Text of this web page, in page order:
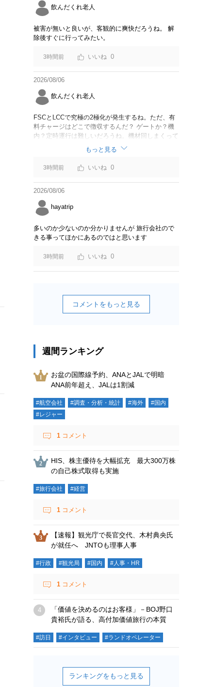
飲んだくれ老人
被害が無いと良いが、客観的に爽快だろうね。 解
除後すぐに行ってみたい。
3時間前 0
2026/08/06
飲んだくれ老人
FSCとLCCで究極の2極化が発生するね。ただ、有
料チャージはどこで徴収するんだ？ ゲートか？機
内？定時運行は難しいだろうね。機材回しまくって
るからジェットスター豪州路線は全便遅延するんじ
もっと見る
3時間前 0
2026/08/06
hayatrip
多いのか少ないのか分かりませんが 旅行会社ので
きる事ってほかにあるのではと思います
3時間前 0
コメントをもっと見る
週間ランキング
お盆の国際線予約、ANAとJALで明暗
ANA前年超え、JALは1割減
#航空会社 #調査・分析・統計 #海外
#国内
#レジャー
1 コメント
HIS、株主優待を大幅拡充 最大300万株
の自己株式取得も実施
#旅行会社 #経営
1 コメント
【速報】観光庁で長官交代、木村典央氏
が就任へ JNTOも理事人事
#行政 #観光局 #国内 #人事・HR
1 コメント
「価値を決めるのはお客様」－BOJ野口
貴裕氏が語る、高付加価値旅行の本質
#訪日 #インタビュー #ランドオペレーター